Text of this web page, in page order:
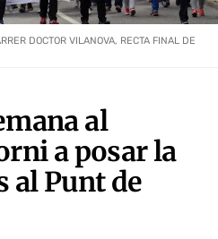
al
a posar la
al Punt de
DOCTOR VILANOVA, RECTA FINAL DE